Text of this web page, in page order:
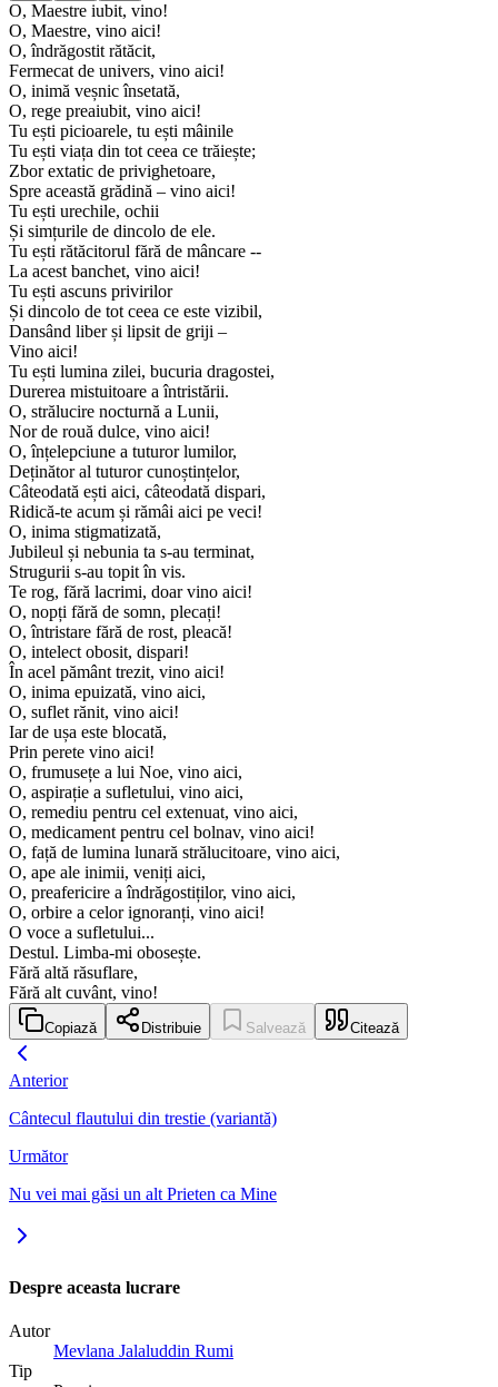
O, Maestre iubit, vino!
O, Maestre, vino aici!
O, îndrăgostit rătăcit,
Fermecat de univers, vino aici!
O, inimă veșnic însetată,
O, rege preaiubit, vino aici!
Tu ești picioarele, tu ești mâinile
Tu ești viața din tot ceea ce trăiește;
Zbor extatic de privighetoare,
Spre această grădină – vino aici!
Tu ești urechile, ochii
Și simțurile de dincolo de ele.
Tu ești rătăcitorul fără de mâncare --
La acest banchet, vino aici!
Tu ești ascuns privirilor
Și dincolo de tot ceea ce este vizibil,
Dansând liber și lipsit de griji –
Vino aici!
Tu ești lumina zilei, bucuria dragostei,
Durerea mistuitoare a întristării.
O, strălucire nocturnă a Lunii,
Nor de rouă dulce, vino aici!
O, înțelepciune a tuturor lumilor,
Deținător al tuturor cunoștințelor,
Câteodată ești aici, câteodată dispari,
Ridică-te acum și rămâi aici pe veci!
O, inima stigmatizată,
Jubileul și nebunia ta s-au terminat,
Strugurii s-au topit în vis.
Te rog, fără lacrimi, doar vino aici!
O, nopți fără de somn, plecați!
O, întristare fără de rost, pleacă!
O, intelect obosit, dispari!
În acel pământ trezit, vino aici!
O, inima epuizată, vino aici,
O, suflet rănit, vino aici!
Iar de ușa este blocată,
Prin perete vino aici!
O, frumusețe a lui Noe, vino aici,
O, aspirație a sufletului, vino aici,
O, remediu pentru cel extenuat, vino aici,
O, medicament pentru cel bolnav, vino aici!
O, față de lumina lunară strălucitoare, vino aici,
O, ape ale inimii, veniți aici,
O, preafericire a îndrăgostiților, vino aici,
O, orbire a celor ignoranți, vino aici!
O voce a sufletului...
Destul. Limba-mi obosește.
Fără altă răsuflare,
Fără alt cuvânt, vino!
Copiază Distribuie Salvează Citează
Anterior
Cântecul flautului din trestie (variantă)
Următor
Nu vei mai găsi un alt Prieten ca Mine
Despre aceasta lucrare
Autor
Mevlana Jalaluddin Rumi
Tip